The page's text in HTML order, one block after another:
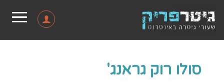
סולו רוק גראנג'